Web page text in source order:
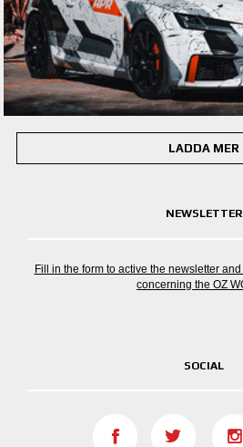
LADDA MER
NEWSLETTER
Fill in the form to active the newsletter
concerning the OZ
SOCIAL